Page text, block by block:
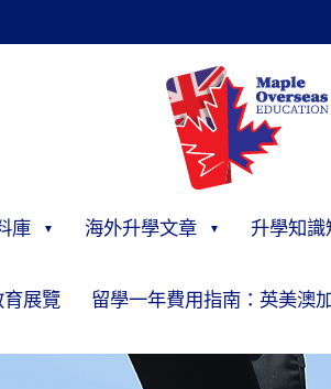
庫 海外升學文章 升學知識
育展覽 留學一年費用指南：英美澳